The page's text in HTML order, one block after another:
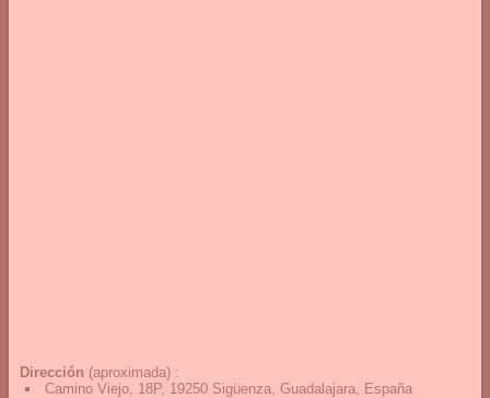
Dirección (aproximada) :
Camino Viejo, 18P, 19250 Sigüenza, Guadalajara, España